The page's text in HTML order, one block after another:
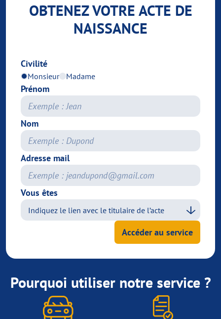
OBTENEZ VOTRE ACTE DE
NAISSANCE
Civilité
Monsieur Madame
Prénom
Nom
Adresse mail
Vous êtes
Accéder au service
Pourquoi utiliser notre service ?